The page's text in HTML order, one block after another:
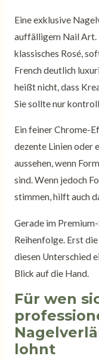
Eine exklusive
auffälligem Nail Art.
klassisches Rosé,
French deutlich
heißt nicht, dass
Sie sollte nur
Ein feiner Chrome-
dezente Linien oder
aussehen, wenn
sind. Wenn jedoch
stimmen, hilft auch
Gerade im
Reihenfolge. Erst
diesen Unterschied
Blick auf die Hand.
Für wen
lohnt